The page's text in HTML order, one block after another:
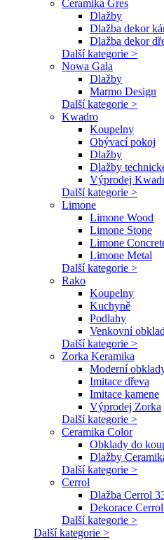
Ceramika Gres
Dlažby
Dlažba dekor
Dlažba dekor
Další kategorie >
Nowa Gala
Dlažby
Marmo Design
Další kategorie >
Kwadro
Koupelny
Obývací pokoj
Dlažby
Dlažby
Výprodej
Další kategorie >
Limone
Limone Wood
Limone Stone
Limone
Limone Metal
Další kategorie >
Rako
Koupelny
Kuchyně
Podlahy
Venkovní
Další kategorie >
Zorka Keramika
Moderní
Imitace dřeva
Imitace kamene
Výprodej Zorka
Další kategorie >
Ceramika Color
Obklady do
Dlažby
Další kategorie >
Cerrol
Dlažba Cerrol
Dekorace
Další kategorie >
Další kategorie >